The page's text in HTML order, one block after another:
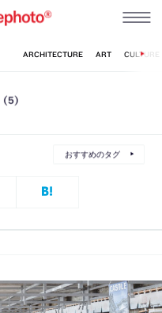
(5)
おすすめのタグ